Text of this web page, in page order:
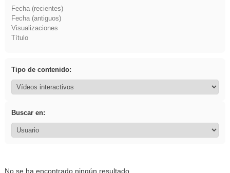
Fecha (recientes)
Fecha (antiguos)
Visualizaciones
Título
Tipo de contenido:
Buscar en:
No se ha encontrado ningún resultado.